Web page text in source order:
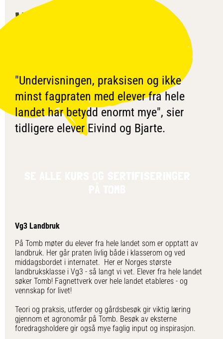
VG3 LANDBRUK -
"Undervisningen, praksisen og ikke
minst fagpraten med elever fra hele
landet har betydd enormt mye", sier
tidligere elever Eivind og Bjarte.
Vg3 Landbruk
På Tomb møter du elever fra hele landet som er opptatt av
landbruk. Her går praten livlig både i klasserom og ved
middagsbordet i internatet. Her er Norges største
landbruksklasse i Vg3 - så langt vi vet. Elever fra hele landet
søker Tomb! Fagnettverk over hele landet etableres - og
vennskap for livet!
Teori og praksis, utferder og gårdsbesøk gir viktig læring
gjennom et agronomår på Tomb. Besøk av eksterne
foredragsholdere gir også mye faglig input og inspirasjon.